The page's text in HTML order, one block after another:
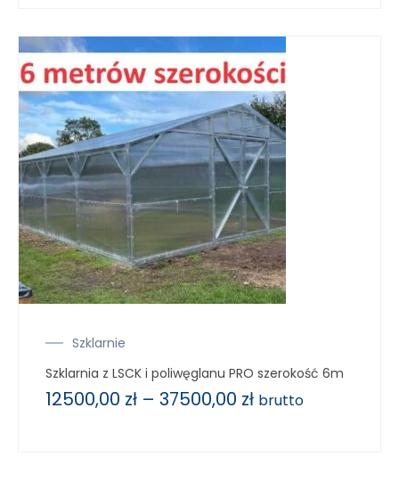
Szklarnie
Szklarnia z LSCK i poliwęglanu PRO szerokość 6m
12500,00 zł – 37500,00 zł brutto